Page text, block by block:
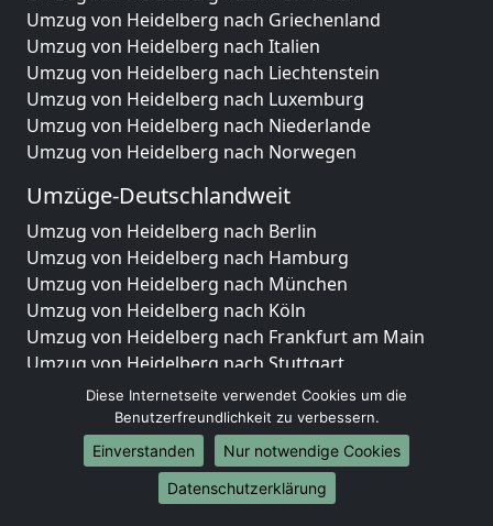
Umzug von Heidelberg nach Griechenland
Umzug von Heidelberg nach Italien
Umzug von Heidelberg nach Liechtenstein
Umzug von Heidelberg nach Luxemburg
Umzug von Heidelberg nach Niederlande
Umzug von Heidelberg nach Norwegen
Umzüge-Deutschlandweit
Umzug von Heidelberg nach Berlin
Umzug von Heidelberg nach Hamburg
Umzug von Heidelberg nach München
Umzug von Heidelberg nach Köln
Umzug von Heidelberg nach Frankfurt am Main
Umzug von Heidelberg nach Stuttgart
Umzug von Heidelberg nach Düsseldorf
Umzug von Heidelberg nach Leipzig
Umzug von Heidelberg nach Dortmund
Umzug von Heidelberg nach Essen
Umzug von Heidelberg nach Bremen
Diese Internetseite verwendet Cookies um die
Benutzerfreundlichkeit zu verbessern.
Einverstanden
Nur notwendige Cookies
Datenschutzerklärung